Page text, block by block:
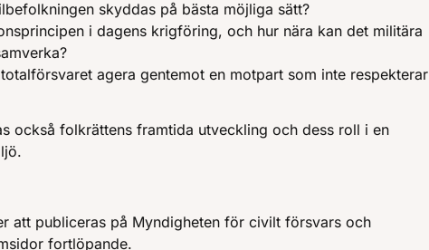
skyddas på bästa möjliga sätt?
i dagens krigföring, och hur nära kan det militära
agera gentemot en motpart som inte respekterar
också folkrättens framtida utveckling och dess roll i en
att publiceras på Myndigheten för civilt försvars och
fortlöpande.